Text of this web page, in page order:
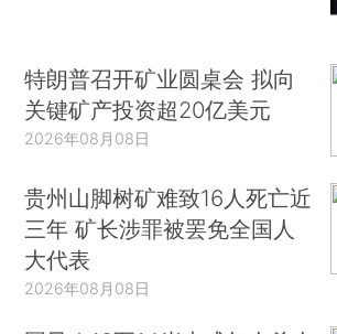
特朗普召开矿业圆桌会 拟向
关键矿产投资超20亿美元
2026年08月08日
贵州山脚树矿难致16人死亡近
三年 矿长涉罪被罢免全国人
大代表
2026年08月08日